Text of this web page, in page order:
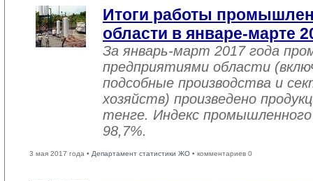
Итоги работы
области в январе-марте
За январь-март 2017 года
предприятиями области
подсобные производства и
хозяйств) произведено
тенге. Индекс
98,7%.
3 мая 2017 года • Департамент статистики ЖО • комментариев 0